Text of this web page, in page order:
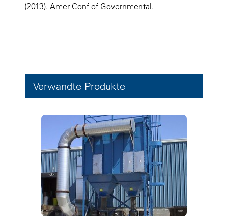
(2013). Amer Conf of Governmental.
Verwandte Produkte